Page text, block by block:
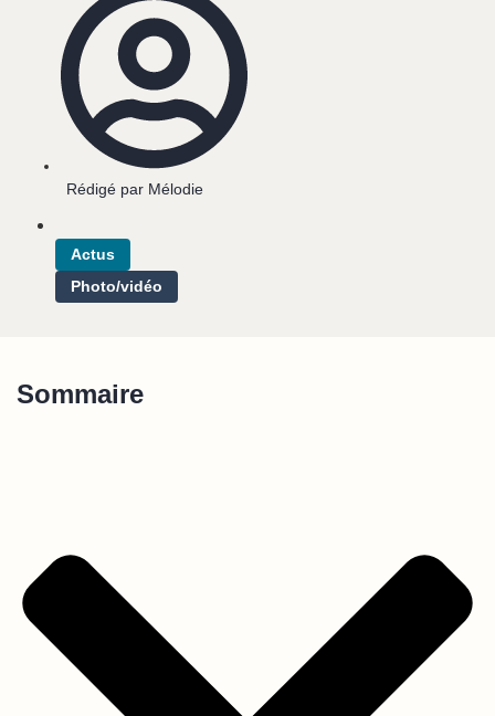
Rédigé par Mélodie
Actus
Photo/vidéo
Sommaire